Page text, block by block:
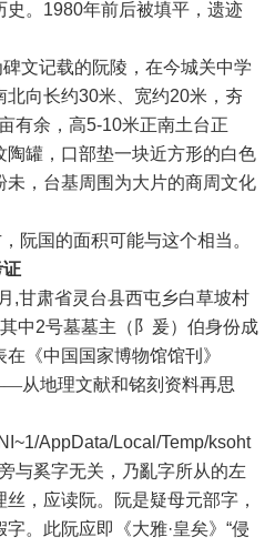
。 1980年前后被填平，遗迹
文记载的阮陵，在今城关中学
北向长约30米、宽约20米，夯
有余，高5-10米正南土台正
陶罐，口部垫一块近方形的白色
，台基周围为大片的商周文化
阮国的面积可能与这个相当。
证
月 ,甘肃省灵台县西屯乡白草坡村
中2号墓墓主（阝爰）伯身份成
《中国国家博物馆馆刊》
从地理文献和铭刻资料再思
AppData/Local/Temp/ksoht
与奚字无关，乃亂字所从的左
，应读阮。阮是疑母元部字，
。此阮应即《大雅·皇矣》“侵